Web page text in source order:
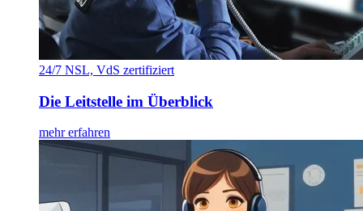
24/7 NSL, VdS zertifiziert
Die Leitstelle im Überblick
mehr erfahren